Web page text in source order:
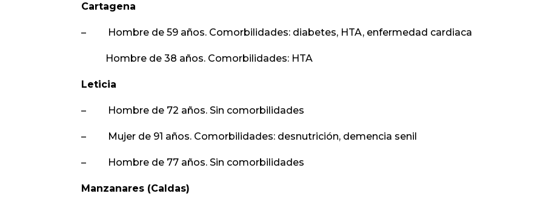
Cartagena
– Hombre de 59 años. Comorbilidades: diabetes, HTA, enfermedad cardiaca
Hombre de 38 años. Comorbilidades: HTA
Leticia
– Hombre de 72 años. Sin comorbilidades
– Mujer de 91 años. Comorbilidades: desnutrición, demencia senil
– Hombre de 77 años. Sin comorbilidades
Manzanares (Caldas)